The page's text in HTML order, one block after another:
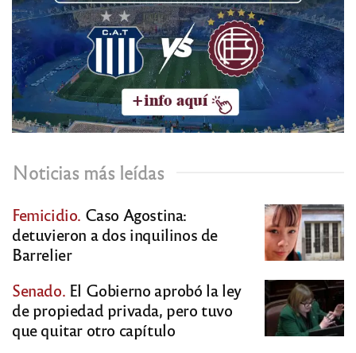
Noticias más leídas
Femicidio. Caso Agostina:
detuvieron a dos inquilinos de
Barrelier
Senado. El Gobierno aprobó la ley
de propiedad privada, pero tuvo
que quitar otro capítulo